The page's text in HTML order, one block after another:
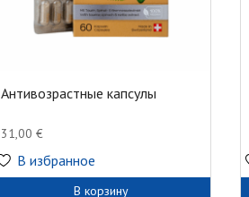
Антивозрастные капсулы
31,00€
В избранное
В корзину